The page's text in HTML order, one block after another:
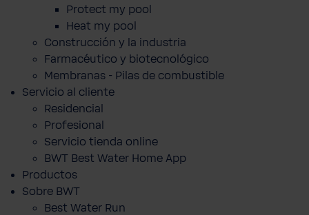
Protect my pool
Heat my pool
Construcción y la industria
Farmacéutico y biotecnológico
Membranas - Pilas de combustible
Servicio al cliente
Residencial
Profesional
Servicio tienda online
BWT Best Water Home App
Productos
Sobre BWT
Best Water Run